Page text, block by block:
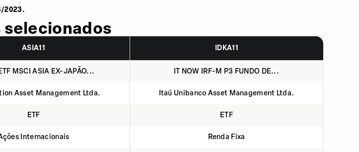
2023.
ASIA11 IDKA11
MSCI ASIA EX-JAPÃO... IT NOW IRF-M P3 FUNDO DE...
Asset Management Ltda. Itaú Unibanco Asset Management Ltda.
ETF ETF
Internacionais Renda Fixa